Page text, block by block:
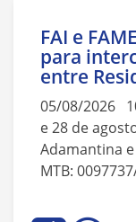
FAI e
para
entre
05/08/2026
e 28 de
Adamantina
MTB: